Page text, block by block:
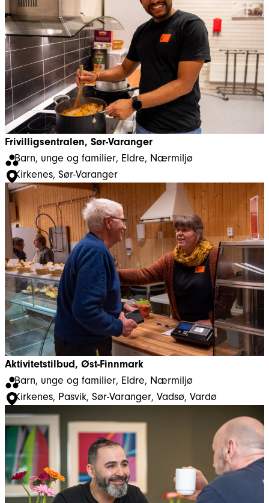
Frivilligsentralen, Sør-Varanger
Barn, unge og familier, Eldre, Nærmiljø
Kirkenes, Sør-Varanger
Aktivitetstilbud, Øst-Finnmark
Barn, unge og familier, Eldre, Nærmiljø
Kirkenes, Pasvik, Sør-Varanger, Vadsø, Vardø